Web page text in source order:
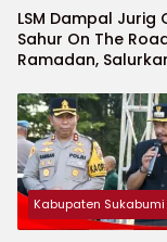
LSM Dampal Jurig
Sahur On The
Ramadan,
Jompo dan Anak
Kabupaten Sukabumi